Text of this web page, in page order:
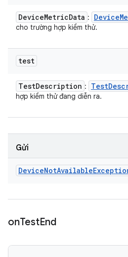
DeviceMetricData : Device
cho trường hợp kiểm thử.
test
TestDescription : Test
hợp kiểm thử đang diễn ra.
Gửi
DeviceNotAvailable
onTestEnd